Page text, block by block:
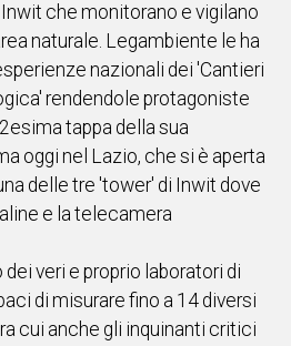
Vai
che monitorano e vigilano
naturale. Legambiente le ha
nazionali dei 'Cantieri
rendendole protagoniste
tappa della sua
oggi nel Lazio, che si è aperta
delle tre 'tower' di Inwit dove
e la telecamera
veri e proprio laboratori di
di misurare fino a 14 diversi
cui anche gli inquinanti critici